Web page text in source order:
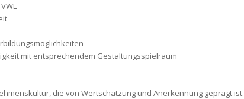
mit entsprechendem Gestaltungsspielraum
die von Wertschätzung und Anerkennung geprägt ist.